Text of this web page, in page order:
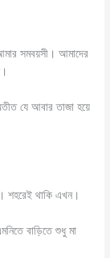
সমবয়সী। আমাদের
যে আবার তাজা হয়ে
শহরেই থাকি এখন।
বাড়িতে শুধু মা